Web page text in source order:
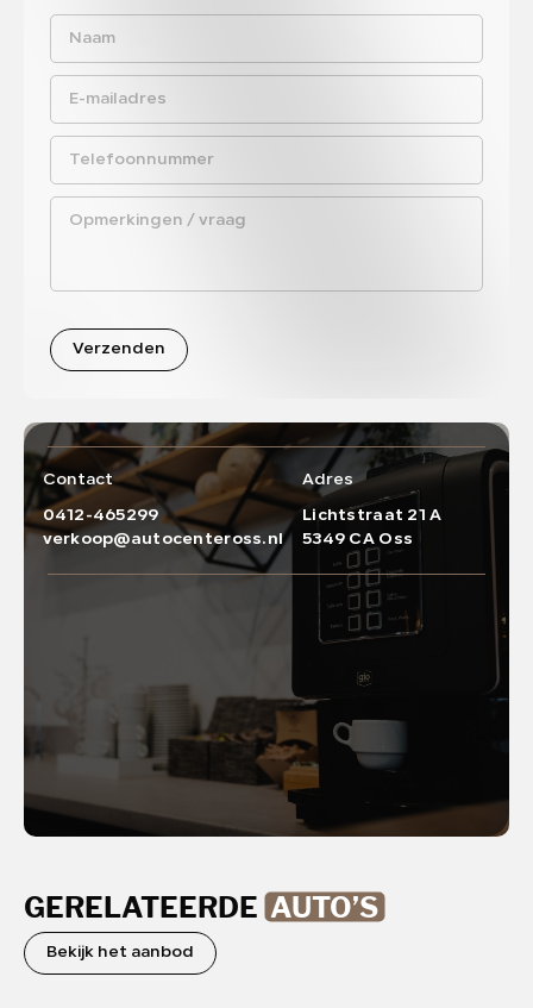
Verzenden
Contact
0412-465299
verkoop@autocenteross.nl
Adres
Lichtstraat 21 A
5349 CA Oss
GERELATEERDE AUTO’S
Bekijk het aanbod